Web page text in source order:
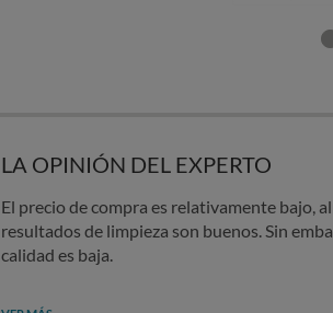
LA OPINIÓN DEL EXPERTO
El precio de compra es relativamente bajo,
resultados de limpieza son buenos. Sin
calidad es baja.